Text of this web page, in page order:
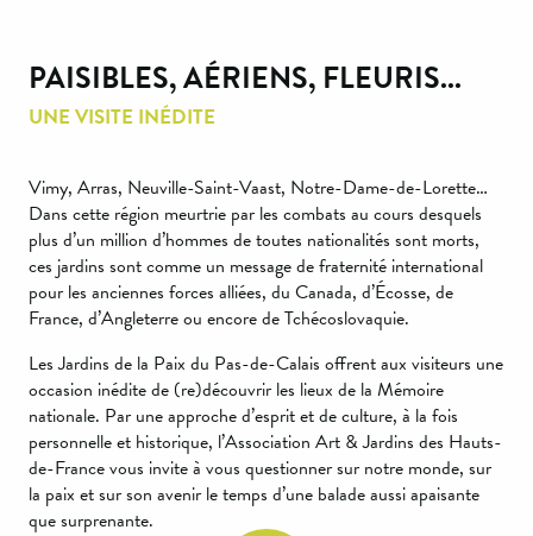
PAISIBLES, AÉRIENS, FLEURIS...
UNE VISITE INÉDITE
Vimy, Arras, Neuville-Saint-Vaast, Notre-Dame-de-Lorette…
Dans cette région meurtrie par les combats au cours desquels
plus d’un million d’hommes de toutes nationalités sont morts,
ces jardins sont comme un message de fraternité international
pour les anciennes forces alliées, du Canada, d’Écosse, de
France, d’Angleterre ou encore de Tchécoslovaquie.
Les Jardins de la Paix du Pas-de-Calais offrent aux visiteurs une
occasion inédite de (re)découvrir les lieux de la Mémoire
nationale. Par une approche d’esprit et de culture, à la fois
personnelle et historique, l’Association Art & Jardins des Hauts-
de-France vous invite à vous questionner sur notre monde, sur
la paix et sur son avenir le temps d’une balade aussi apaisante
que surprenante.